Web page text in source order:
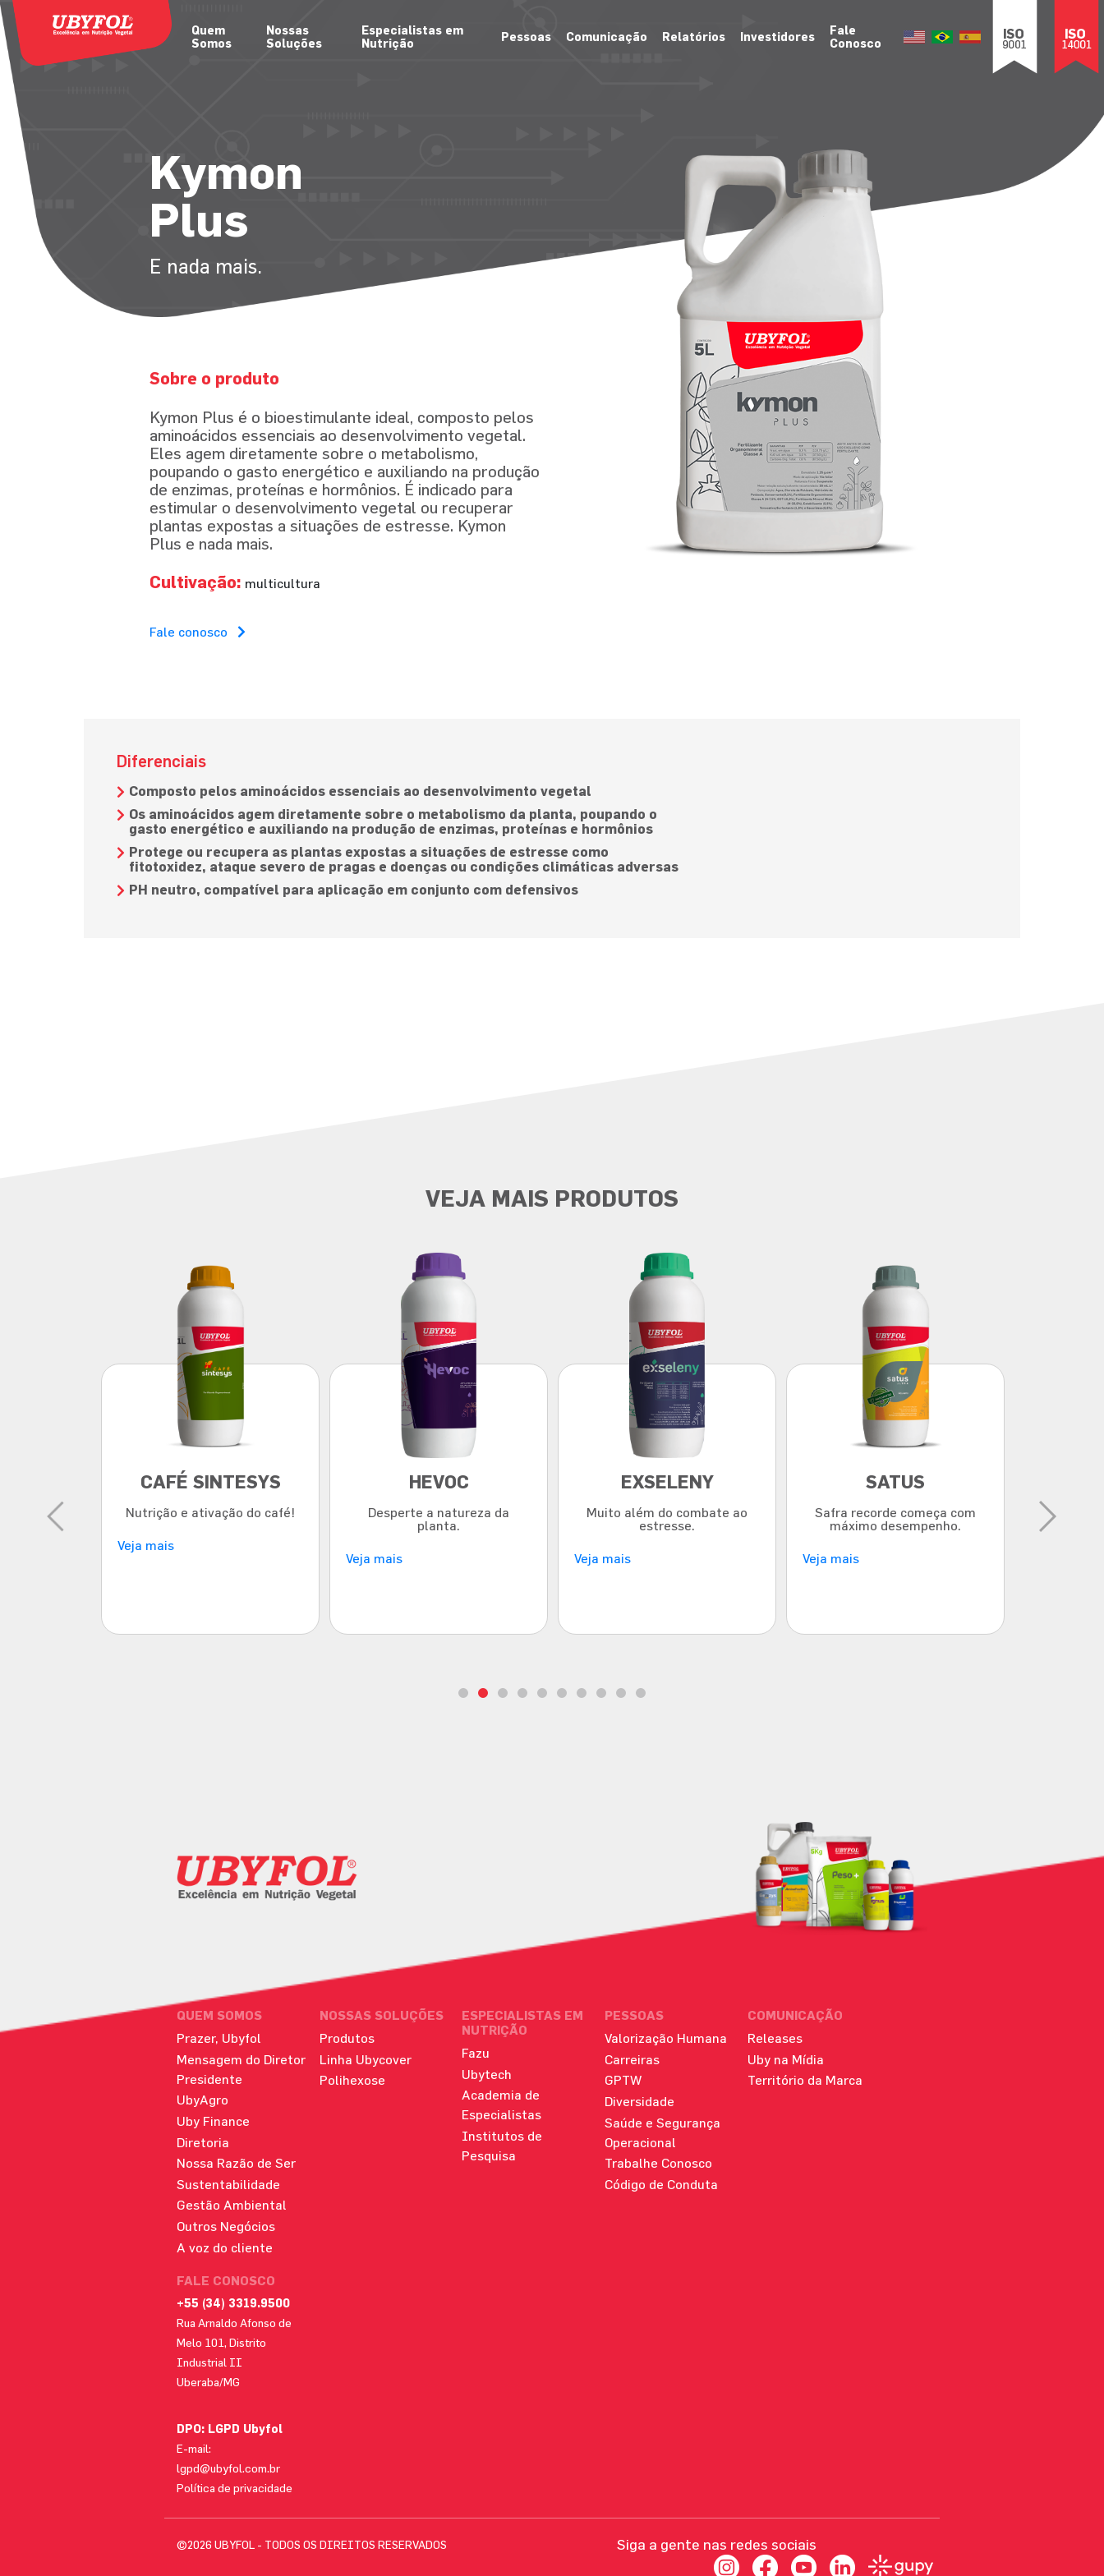
Quem
Somos
Nossas
Soluções
Especialistas em
Nutrição
Pessoas Comunicação Relatórios Investidores
Fale
Conosco
Kymon
Plus
E nada mais.
Sobre o produto
Kymon Plus é o bioestimulante ideal, composto pelos
aminoácidos essenciais ao desenvolvimento vegetal.
Eles agem diretamente sobre o metabolismo,
poupando o gasto energético e auxiliando na produção
de enzimas, proteínas e hormônios. É indicado para
estimular o desenvolvimento vegetal ou recuperar
plantas expostas a situações de estresse. Kymon
Plus e nada mais.
Cultivação: multicultura
Fale conosco
Diferenciais
Composto pelos aminoácidos essenciais ao desenvolvimento vegetal
Os aminoácidos agem diretamente sobre o metabolismo da planta, poupando o
gasto energético e auxiliando na produção de enzimas, proteínas e hormônios
Protege ou recupera as plantas expostas a situações de estresse como
fitotoxidez, ataque severo de pragas e doenças ou condições climáticas adversas
PH neutro, compatível para aplicação em conjunto com defensivos
VEJA MAIS PRODUTOS
de
CAFÉ SINTESYS
Nutrição e ativação do café!
Veja mais
HEVOC
Desperte a natureza da
planta.
Veja mais
EXSELENY
Muito além do combate ao
estresse.
Veja mais
SATUS
Safra recorde começa com
máximo desempenho.
Veja mais
de
QUEM SOMOS
Prazer, Ubyfol
Mensagem do Diretor
Presidente
UbyAgro
Uby Finance
Diretoria
Nossa Razão de Ser
Sustentabilidade
Gestão Ambiental
Outros Negócios
A voz do cliente
NOSSAS SOLUÇÕES
Produtos
Linha Ubycover
Polihexose
ESPECIALISTAS EM
NUTRIÇÃO
Fazu
Ubytech
Academia de
Especialistas
Institutos de
Pesquisa
PESSOAS
Valorização Humana
Carreiras
GPTW
Diversidade
Saúde e Segurança
Operacional
Trabalhe Conosco
Código de Conduta
COMUNICAÇÃO
Releases
Uby na Mídia
Território da Marca
FALE CONOSCO
+55 (34) 3319.9500
Rua Arnaldo Afonso de
Melo 101, Distrito
Industrial II
Uberaba/MG
DPO: LGPD Ubyfol
E-mail:
lgpd@ubyfol.com.br
Política de privacidade
©2026 UBYFOL - TODOS OS DIREITOS RESERVADOS Siga a gente nas redes sociais